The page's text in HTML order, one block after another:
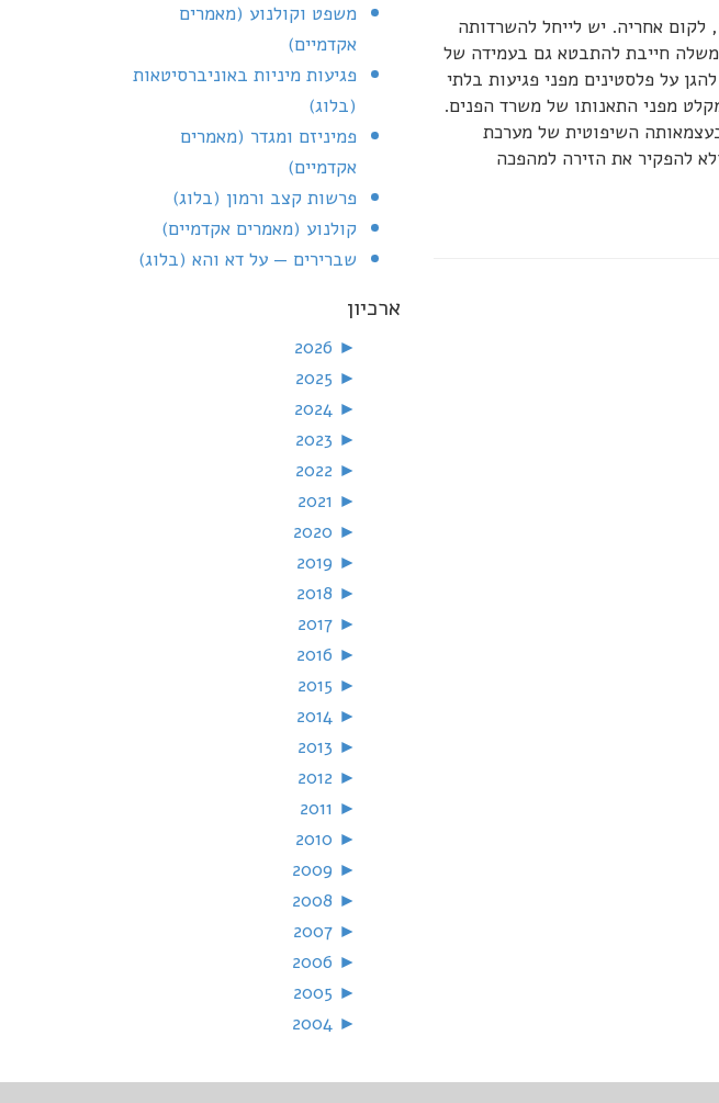
לקום אחריה. יש לייחל להשרדותה
חייבת להתבטא גם בעמידה של
על פלסטינים מפני פגיעות בלתי
מפני התאנותו של משרד הפנים.
השיפוטית של מערכת
להפקיר את הזירה למהפכה
משפט וקולנוע (מאמרים
אקדמיים)
פגיעות מיניות באוניברסיטאות
(בלוג)
פמיניזם ומגדר (מאמרים
אקדמיים)
פרשות קצב ורמון (בלוג)
קולנוע (מאמרים אקדמיים)
שברירים — על דא והא (בלוג)
ארכיון
►
►
►
2024
►
►
►
►
►
►
►
2017
►
►
►
2014
►
►
►
►
►
►
►
2007
►
►
►
2004